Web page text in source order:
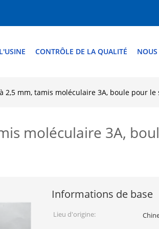
CONTRÔLE DE LA QUALITÉ
2,5 mm, tamis moléculaire 3A, boule pour le
moléculaire 3A,
Informations de base
Lieu d'origine: